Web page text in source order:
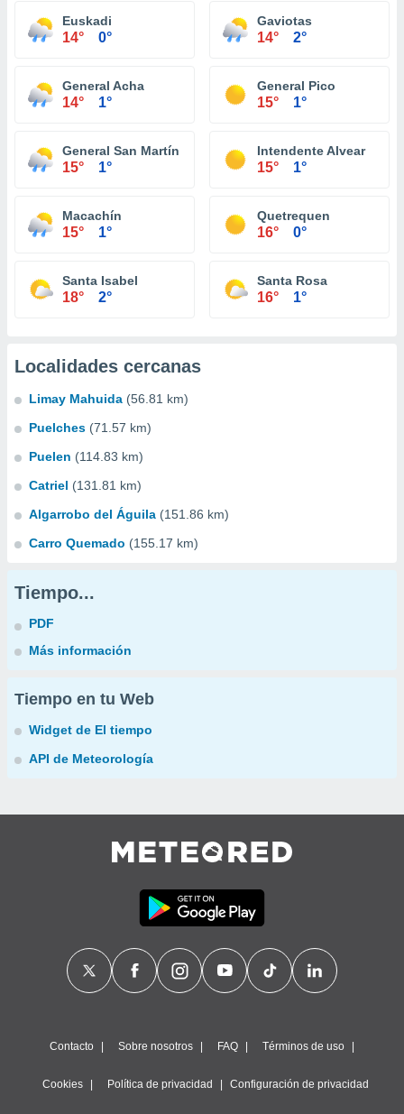
Euskadi
14° 0°
Gaviotas
14° 2°
General Acha
14° 1°
General Pico
15° 1°
General San Martín
15° 1°
Intendente Alvear
15° 1°
Macachín
15° 1°
Quetrequen
16° 0°
Santa Isabel
18° 2°
Santa Rosa
16° 1°
Localidades cercanas
Limay Mahuida (56.81 km)
Puelches (71.57 km)
Puelen (114.83 km)
Catriel (131.81 km)
Algarrobo del Águila (151.86 km)
Carro Quemado (155.17 km)
Tiempo...
PDF
Más información
Tiempo en tu Web
Widget de El tiempo
API de Meteorología
Contacto Sobre nosotros FAQ Términos de uso
Cookies Política de privacidad Configuración de privacidad